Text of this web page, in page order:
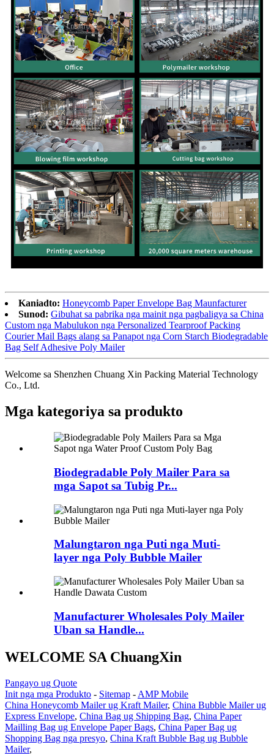
Kaniadto: Honeycomb Paper Envelope Bag Maunfacturer
Sunod: Gibuhat sa pabrika nga mainit nga pagbaligya sa China
Custom nga Mabulukon nga Personalized Tearproof Packing
Courier Mail Bags alang sa Panapot nga Corn Starch Biodegradable
Bag Self Adhesive Poly Mailer
Welcome sa Shenzhen Chuang Xin Packing Material Technology
Co., Ltd.
Mga kategoriya sa produkto
Biodegradable Poly Mailer Para sa
mga Sapot sa Tubig Pr...
Malungtaron nga Puti nga Muti-
layer nga Poly Bubble Mailer
Manufacturer Wholesales Poly Mailer
Uban sa Handle...
WELCOME SA ChuangXin
Pangayo ug Quote
Init nga mga Produkto - Sitemap - AMP Mobile
China Honeycomb Mailer ug Kraft Mailer, China Bubble Mailer ug
Express Envelope, China Bag ug Shipping Bag, China Paper
Mailling Bag ug Envelope Paper Bags, China Paper Bag ug
Shopping Bag nga presyo, China Kraft Bubble Bag ug Bubble
Mailer,